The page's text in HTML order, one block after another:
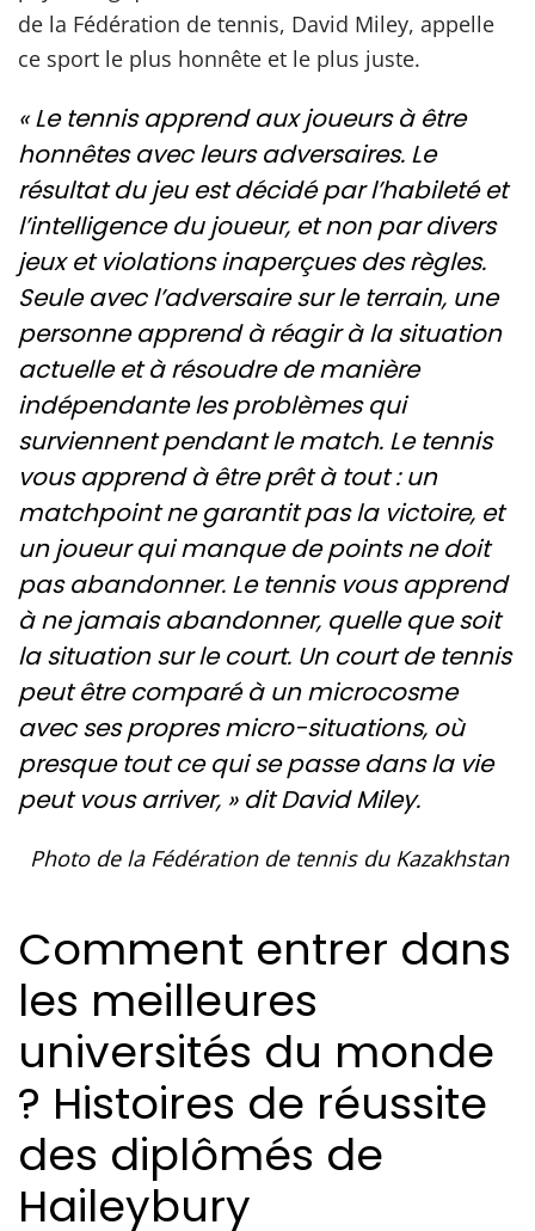
de la Fédération de tennis, David Miley, appelle
ce sport le plus honnête et le plus juste.
« Le tennis apprend aux joueurs à être
honnêtes avec leurs adversaires. Le
résultat du jeu est décidé par l’habileté et
l’intelligence du joueur, et non par divers
jeux et violations inaperçues des règles.
Seule avec l’adversaire sur le terrain, une
personne apprend à réagir à la situation
actuelle et à résoudre de manière
indépendante les problèmes qui
surviennent pendant le match. Le tennis
vous apprend à être prêt à tout : un
matchpoint ne garantit pas la victoire, et
un joueur qui manque de points ne doit
pas abandonner. Le tennis vous apprend
à ne jamais abandonner, quelle que soit
la situation sur le court. Un court de tennis
peut être comparé à un microcosme
avec ses propres micro-situations, où
presque tout ce qui se passe dans la vie
peut vous arriver, » dit David Miley.
Photo de la Fédération de tennis du Kazakhstan
Comment entrer dans
les meilleures
universités du monde
? Histoires de réussite
des diplômés de
Haileybury